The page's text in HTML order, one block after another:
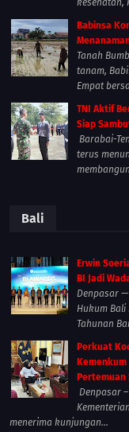
kesehatan,
Babinsa
Tanah
tanam,
Empat
TNI Aktif
Siap
Barabai-
terus
Bali
Erwin
BI Jadi
Denpasar
Hukum Bali
Tahunan
Perkuat
Denpasar
menerima kunjungan...